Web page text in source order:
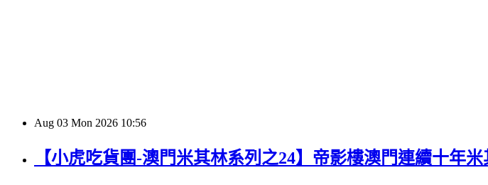
Aug 03 Mon 2026 10:56
【小虎吃貨團-澳門米其林系列之24】帝影樓澳門連續十年